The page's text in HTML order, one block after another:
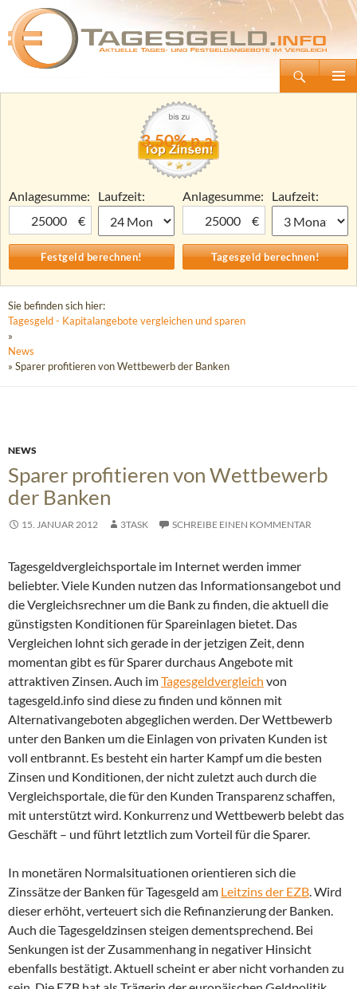
Tagesgeld.info – Tagesgeldkonten vergleichen und Tagesgeld-Zinsen berechnen
Zum
3,50% p.a.
Anlagesumme:
€
Laufzeit:
Anlagesumme:
€
Laufzeit:
Sie befinden sich hier:
Tagesgeld - Kapitalangebote vergleichen und sparen
»
News
» Sparer profitieren von Wettbewerb der Banken
NEWS
Sparer profitieren von Wettbewerb
der Banken
15. JANUAR 2012 3TASK SCHREIBE EINEN KOMMENTAR
Tagesgeldvergleichsportale im Internet werden immer
beliebter. Viele Kunden nutzen das Informationsangebot und
die Vergleichsrechner um die Bank zu finden, die aktuell die
günstigsten Konditionen für Spareinlagen bietet. Das
Vergleichen lohnt sich gerade in der jetzigen Zeit, denn
momentan gibt es für Sparer durchaus Angebote mit
attraktiven Zinsen.Auch imTagesgeldvergleich von
tagesgeld.info sind diese zu finden und können mit
Alternativangeboten abgeglichen werden. Der Wettbewerb
unter den Banken um die Einlagen von privaten Kunden ist
voll entbrannt. Es besteht ein harter Kampf um die besten
Zinsen und Konditionen, der nicht zuletzt auch durch die
Vergleichsportale, die für den Kunden Transparenz schaffen,
mit unterstützt wird. Konkurrenz und Wettbewerb belebt das
Geschäft – und führt letztlich zum Vorteil für die Sparer.
In monetären Normalsituationen orientieren sich die
Zinssätze der Banken für Tagesgeld am Leitzins der EZB. Wird
dieser erhöht, verteuert sich die Refinanzierung der Banken.
Auch die Tagesgeldzinsen steigen dementsprechend. Bei
Senkungen ist der Zusammenhang in negativer Hinsicht
ebenfalls bestätigt. Aktuell scheint er aber nicht vorhanden zu